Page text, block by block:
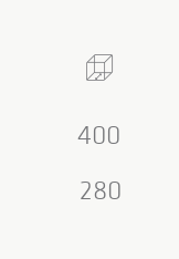
400
280